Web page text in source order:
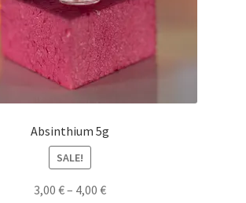
Absinthium 5g
SALE!
3,00 €– 4,00 €